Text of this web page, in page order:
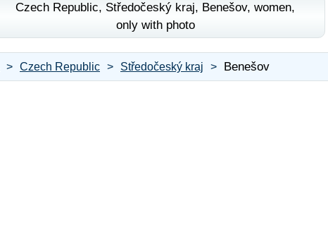
Czech Republic, Středočeský kraj, Benešov, women,
only with photo
Czech Republic Středočeský kraj Benešov